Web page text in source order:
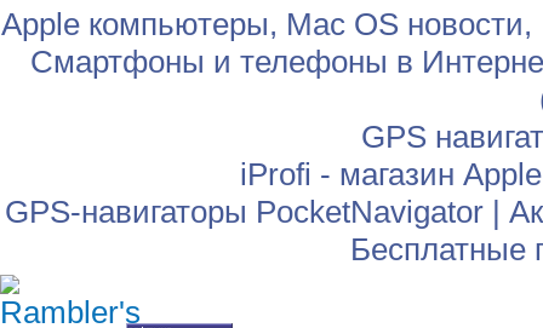
Apple компьютеры, Mac OS
Смартфоны и телефоны в
GPS
iProfi - магазин
GPS-навигаторы PocketNavigator|
Бесплатные